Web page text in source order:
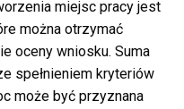
miejsc pracy jest
można otrzymać
oceny wniosku. Suma
spełnieniem kryteriów
może być przyznana